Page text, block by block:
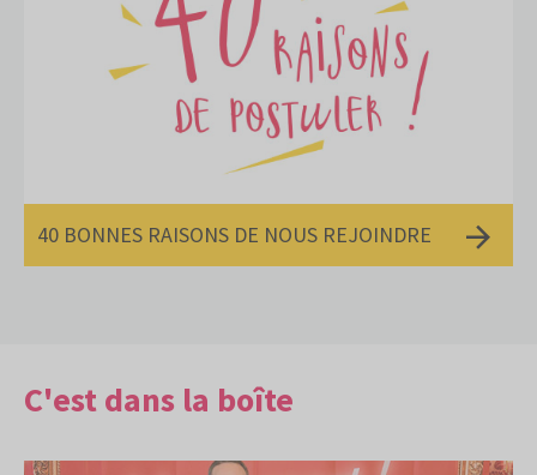
40 BONNES RAISONS DE NOUS REJOINDRE
C'est dans la boîte